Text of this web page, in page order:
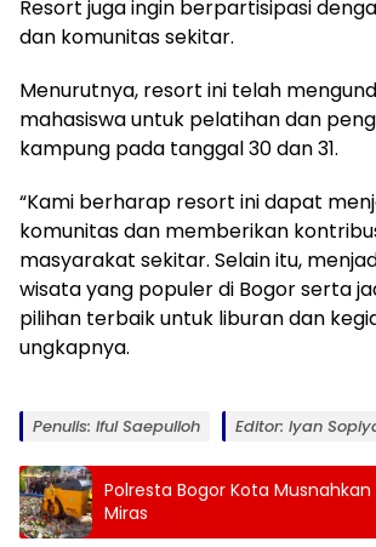
Resort juga ingin berpartisipasi
dan komunitas sekitar.
Menurutnya, resort ini telah
mahasiswa untuk pelatihan dan
kampung pada tanggal 30 dan 31.
“Kami berharap resort ini dapat
komunitas dan memberikan
masyarakat sekitar. Selain itu,
wisata yang populer di Bogor serta
pilihan terbaik untuk liburan dan
ungkapnya.
Penulis: Iful Saepulloh Editor: Iyan
Polresta Bogor Kota Musnahkan
Miras